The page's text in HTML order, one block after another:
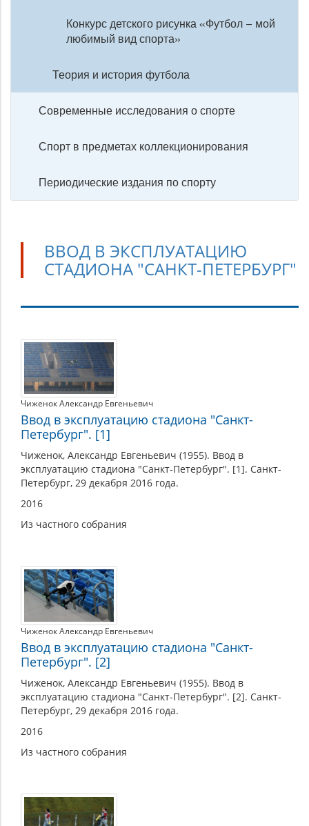
Конкурс детского рисунка «Футбол – мой
любимый вид спорта»
Теория и история футбола
Современные исследования о спорте
Спорт в предметах коллекционирования
Периодические издания по спорту
ВВОД В ЭКСПЛУАТАЦИЮ
СТАДИОНА "САНКТ-ПЕТЕРБУРГ"
Ввод
в
эксплуатацию
стадиона
"Санкт-
Петербург"
Чиженок Александр Евгеньевич
Ввод в эксплуатацию стадиона "Санкт-
Петербург". [1]
Чиженок, Александр Евгеньевич (1955). Ввод в
эксплуатацию стадиона "Санкт-Петербург". [1]. Санкт-
Петербург, 29 декабря 2016 года.
2016
Из частного собрания
Чиженок Александр Евгеньевич
Ввод в эксплуатацию стадиона "Санкт-
Петербург". [2]
Чиженок, Александр Евгеньевич (1955). Ввод в
эксплуатацию стадиона "Санкт-Петербург". [2]. Санкт-
Петербург, 29 декабря 2016 года.
2016
Из частного собрания